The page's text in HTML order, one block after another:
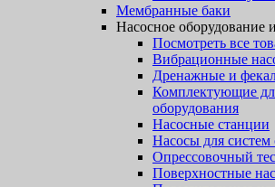
Мембранные баки
Насосное оборудование
Посмотреть все
Вибрационные
Дренажные и
Комплектующие
оборудования
Насосные станции
Насосы для
Опрессовочный
Поверхностные